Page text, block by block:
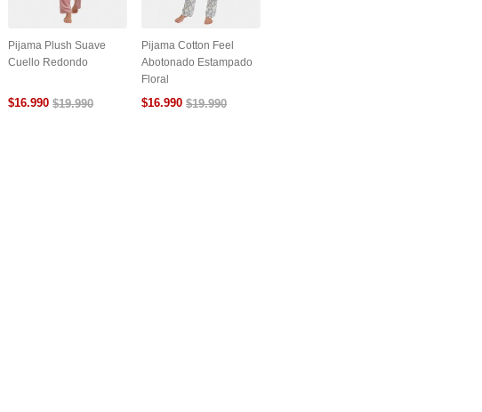
Pijama Plush Suave
Cuello Redondo
$16.990 $19.990
Pijama Cotton Feel
Abotonado Estampado
Floral
$16.990 $19.990